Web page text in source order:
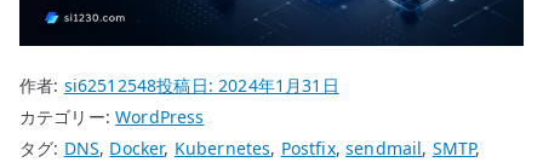
作者: si62512548投稿日:2024年1月31日
カテゴリー:WordPress
タグ: DNS, Docker, Kubernetes, Postfix,sendmail, SMTP,